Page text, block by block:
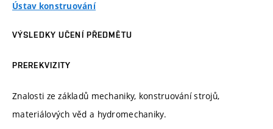
Ústav konstruování
VÝSLEDKY UČENÍ PŘEDMĚTU
PREREKVIZITY
Znalosti ze základů mechaniky, konstruování strojů,
materiálových věd a hydromechaniky.